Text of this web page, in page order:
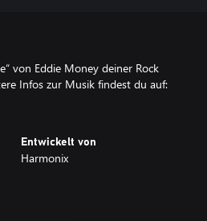
von Eddie Money deiner Rock
Infos zur Musik findest du auf:
Entwickelt von
Harmonix